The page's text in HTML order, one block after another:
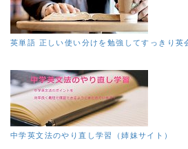
英単語 正しい使い分けを勉強してすっきり英
中学英文法のやり直し学習（姉妹サイト）